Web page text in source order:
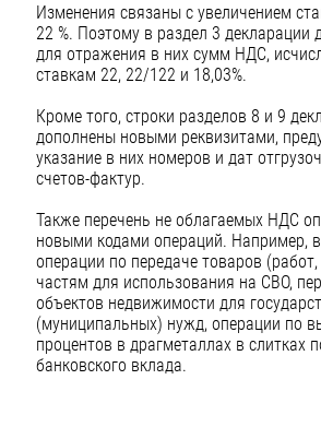
Изменения связаны с увеличением
22 %. Поэтому в раздел 3 декларации
для отражения в них сумм НДС,
ставкам 22, 22/122 и 18,03%.
Кроме того, строки разделов 8 и 9
дополнены новыми реквизитами,
указание в них номеров и дат
счетов-фактур.
Также перечень не облагаемых НДС
новыми кодами операций. Например,
операции по передаче товаров
частям для использования на СВО,
объектов недвижимости для
(муниципальных) нужд, операции по
процентов в драгметаллах в слитках
банковского вклада.